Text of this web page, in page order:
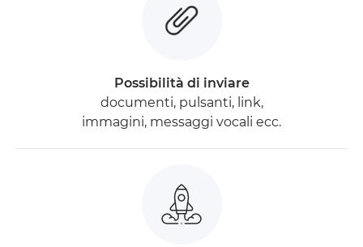
Possibilità di inviare
documenti, pulsanti, link,
immagini, messaggi vocali ecc.